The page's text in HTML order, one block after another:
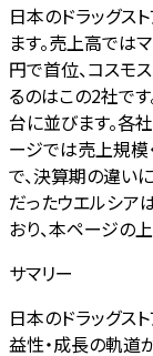
日本のドラッグス
ます。売上高では
円で首位、コスモ
るのはこの2社です
台に並びます。各
ージでは売上規模
で、決算期の違い
だったウエルシア
おり、本ページの
サマリー
日本のドラッグス
益性・成長の軌道